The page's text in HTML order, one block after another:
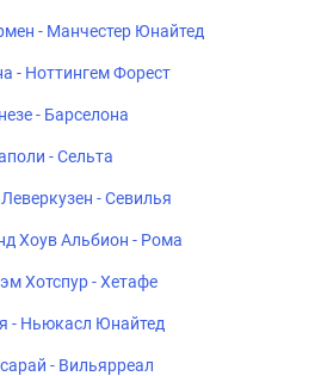
- Манчестер Юнайтед
- Ноттингем Форест
- Барселона
- Сельта
- Севилья
Хоув Альбион - Рома
Хотспур - Хетафе
- Ньюкасл Юнайтед
- Вильярреал